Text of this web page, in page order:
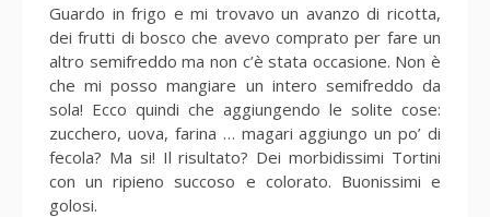
Guardo in frigo e mi trovavo un avanzo di ricotta,
dei frutti di bosco che avevo comprato per fare un
altro semifreddo ma non c’è stata occasione. Non è
che mi posso mangiare un intero semifreddo da
sola! Ecco quindi che aggiungendo le solite cose:
zucchero, uova, farina … magari aggiungo un po’ di
fecola? Ma si! Il risultato? Dei morbidissimi Tortini
con un ripieno succoso e colorato. Buonissimi e
golosi.